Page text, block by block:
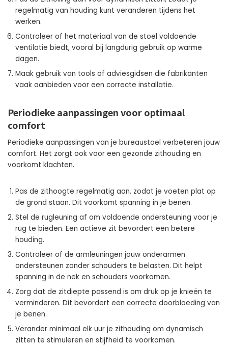
regelmatig van houding kunt veranderen tijdens het
werken.
Controleer of het materiaal van de stoel voldoende
ventilatie biedt, vooral bij langdurig gebruik op warme
dagen.
Maak gebruik van tools of adviesgidsen die fabrikanten
vaak aanbieden voor een correcte installatie.
Periodieke aanpassingen voor optimaal
comfort
Periodieke aanpassingen van je bureaustoel verbeteren jouw
comfort. Het zorgt ook voor een gezonde zithouding en
voorkomt klachten.
Pas de zithoogte regelmatig aan, zodat je voeten plat op
de grond staan. Dit voorkomt spanning in je benen.
Stel de rugleuning af om voldoende ondersteuning voor je
rug te bieden. Een actieve zit bevordert een betere
houding.
Controleer of de armleuningen jouw onderarmen
ondersteunen zonder schouders te belasten. Dit helpt
spanning in de nek en schouders voorkomen.
Zorg dat de zitdiepte passend is om druk op je knieën te
verminderen. Dit bevordert een correcte doorbloeding van
je benen.
Verander minimaal elk uur je zithouding om dynamisch
zitten te stimuleren en stijfheid te voorkomen.